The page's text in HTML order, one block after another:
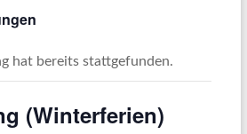
hat bereits stattgefunden.
(Winterferien)